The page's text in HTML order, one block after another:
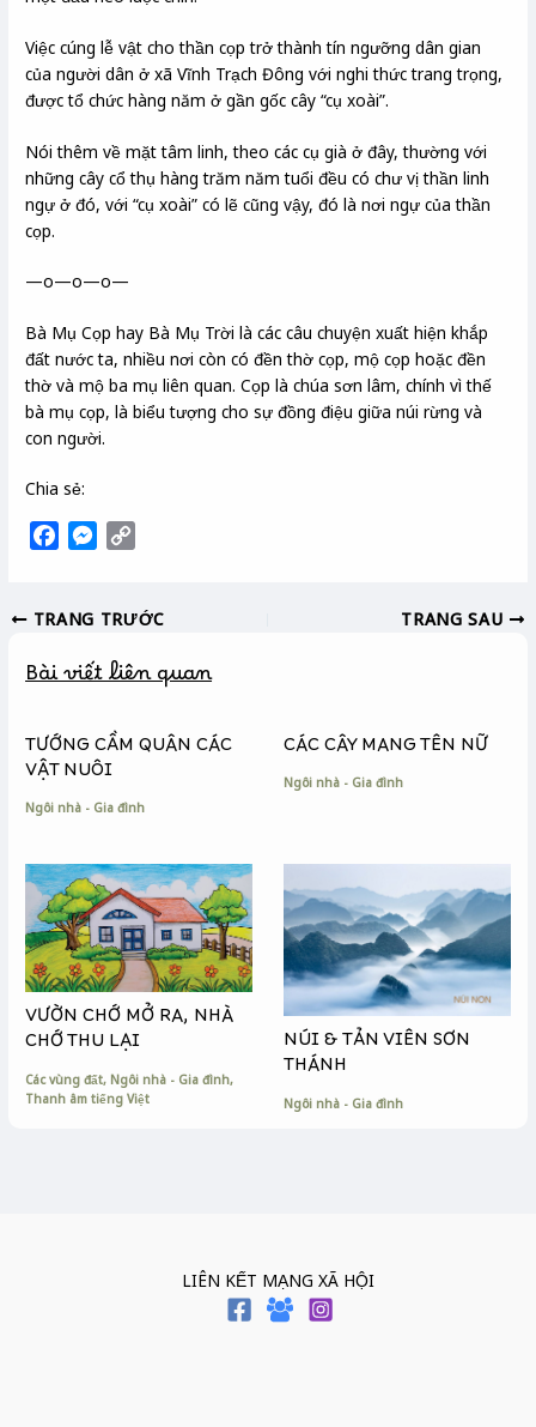
Việc cúng lễ vật cho thần cọp trở thành tín ngưỡng dân gian
của người dân ở xã Vĩnh Trạch Đông với nghi thức trang trọng,
được tổ chức hàng năm ở gần gốc cây “cụ xoài”.
Nói thêm về mặt tâm linh, theo các cụ già ở đây, thường với
những cây cổ thụ hàng trăm năm tuổi đều có chư vị thần linh
ngự ở đó, với “cụ xoài” có lẽ cũng vậy, đó là nơi ngự của thần
cọp.
—o—o—o—
Bà Mụ Cọp hay Bà Mụ Trời là các câu chuyện xuất hiện khắp
đất nước ta, nhiều nơi còn có đền thờ cọp, mộ cọp hoặc đền
thờ và mộ ba mụ liên quan. Cọp là chúa sơn lâm, chính vì thế
bà mụ cọp, là biểu tượng cho sự đồng điệu giữa núi rừng và
con người.
Chia sẻ:
e
o
k
M
s
n
e
r
y
i
k
TRANG TRƯỚC TRANG SAU
Bài viết liên quan
TƯỚNG CẦM QUÂN CÁC
VẬT NUÔI
Ngôi nhà - Gia đình
CÁC CÂY MANG TÊN NỮ
Ngôi nhà - Gia đình
VƯỜN CHỚ MỞ RA, NHÀ
CHỚ THU LẠI
Các vùng đất, Ngôi nhà - Gia đình,
Thanh âm tiếng Việt
NÚI & TẢN VIÊN SƠN
THÁNH
Ngôi nhà - Gia đình
LIÊN KẾT MẠNG XÃ HỘI